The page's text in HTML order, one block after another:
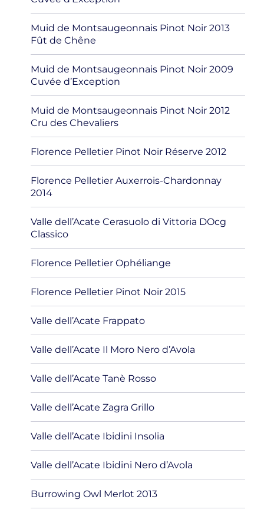
Muid de Montsaugeonnais Pinot Noir 2013
Fût de Chêne
Muid de Montsaugeonnais Pinot Noir 2009
Cuvée d’Exception
Muid de Montsaugeonnais Pinot Noir 2012
Cru des Chevaliers
Florence Pelletier Pinot Noir Réserve 2012
Florence Pelletier Auxerrois-Chardonnay
2014
Valle dell’Acate Cerasuolo di Vittoria DOcg
Classico
Florence Pelletier Ophéliange
Florence Pelletier Pinot Noir 2015
Valle dell’Acate Frappato
Valle dell’Acate Il Moro Nero d’Avola
Valle dell’Acate Tanè Rosso
Valle dell’Acate Zagra Grillo
Valle dell’Acate Ibidini Insolia
Valle dell’Acate Ibidini Nero d’Avola
Burrowing Owl Merlot 2013